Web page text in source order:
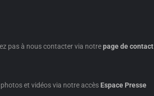
pas à nous contacter via notrepage de contact
et vidéos via notre accès Espace Presse